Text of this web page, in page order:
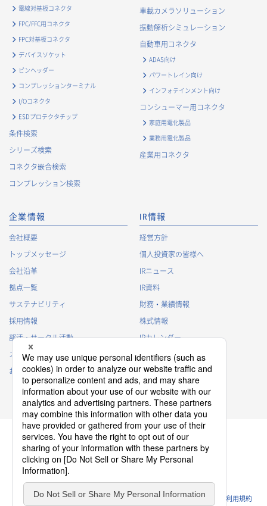
電線対基板コネクタ
FPC/FFC用コネクタ
FPC対基板コネクタ
デバイスソケット
ピンヘッダー
コンプレッションターミナル
I/Oコネクタ
ESDプロテクタチップ
条件検索
シリーズ検索
コネクタ嵌合検索
コンプレッション検索
車載カメラソリューション
振動解析シミュレーション
自動車用コネクタ
ADAS向け
パワートレイン向け
インフォテインメント向け
コンシューマー用コネクタ
家庭用電化製品
業務用電化製品
産業用コネクタ
企業情報
会社概要
トップメッセージ
会社沿革
拠点一覧
サステナビリティ
採用情報
部活・サークル活動
スポンサー活動
お問い合わせ
IR情報
経営方針
個人投資家の皆様へ
IRニュース
IR資料
財務・業績情報
株式情報
IRカレンダー
IRに関するよくあるご質問
IRポリシー
免責事項
プライバシーポリシー
クッキーポリシー
ソーシャルメディアポリシー
ウェブサイトのご利用条件 利用規約